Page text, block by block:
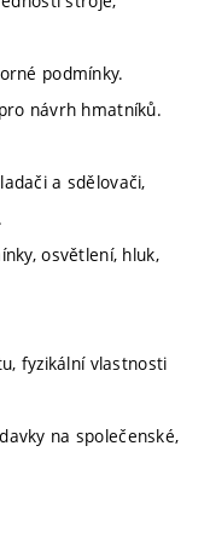
podmínky.
návrh hmatníků.
a sdělovači,
osvětlení, hluk,
fyzikální vlastnosti
na společenské,